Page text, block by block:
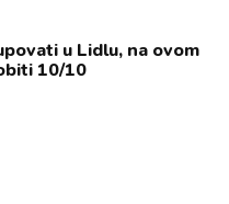
u Lidlu, na ovom
10/10